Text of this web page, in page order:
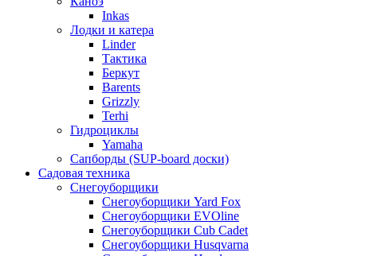
Inkas
Лодки и катера
Linder
Тактика
Беркут
Barents
Grizzly
Terhi
Гидроциклы
Yamaha
Сапборды (SUP-board доски)
Садовая техника
Снегоуборщики
Снегоуборщики Yard Fox
Снегоуборщики EVOline
Снегоуборщики Cub Cadet
Снегоуборщики Husqvarna